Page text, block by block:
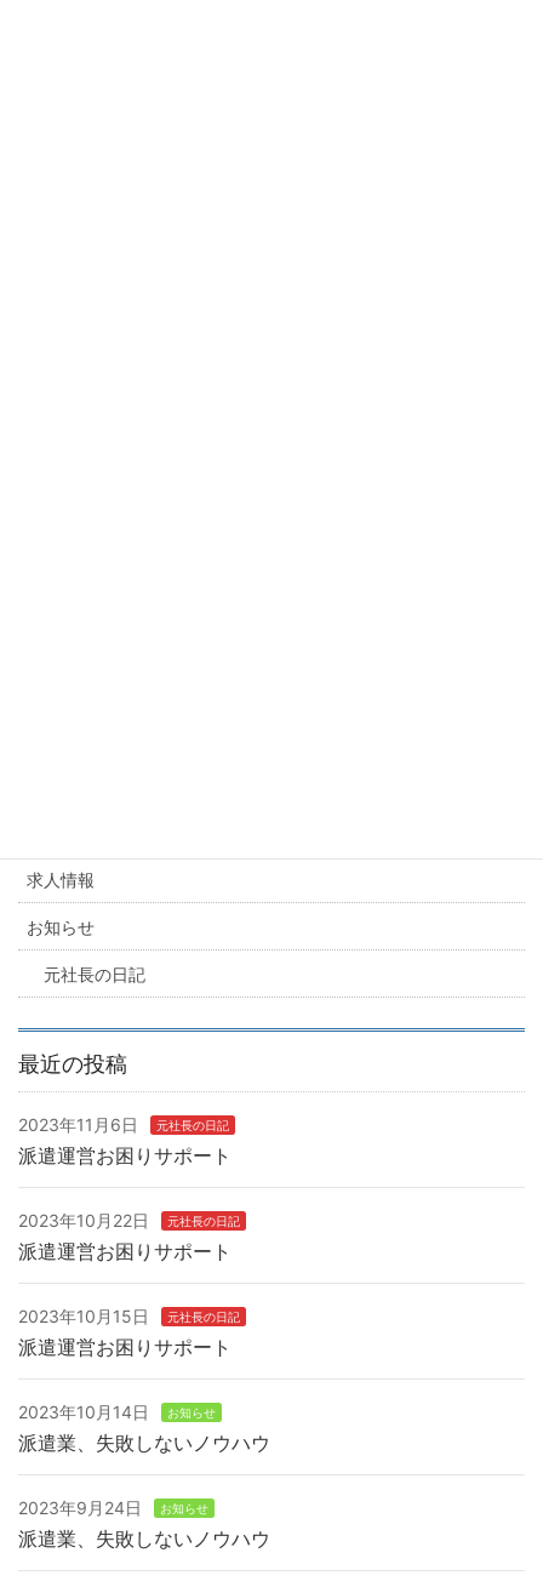
求人情報
お知らせ
元社長の日記
最近の投稿
2023年11月6日 元社長の日記
派遣運営お困りサポート
2023年10月22日 元社長の日記
派遣運営お困りサポート
2023年10月15日 元社長の日記
派遣運営お困りサポート
2023年10月14日 お知らせ
派遣業、失敗しないノウハウ
2023年9月24日 お知らせ
派遣業、失敗しないノウハウ